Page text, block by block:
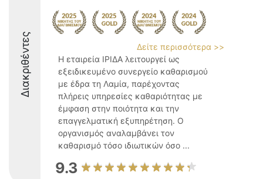
Διακριθέντες
Δείτε περισσότερα >>
Η εταιρεία ΙΡΙΔΑ λειτουργεί ως
εξειδικευμένο συνεργείο καθαρισμού
με έδρα τη Λαμία, παρέχοντας
πλήρεις υπηρεσίες καθαριότητας με
έμφαση στην ποιότητα και την
επαγγελματική εξυπηρέτηση. Ο
οργανισμός αναλαμβάνει τον
καθαρισμό τόσο ιδιωτικών όσο ...
9.3